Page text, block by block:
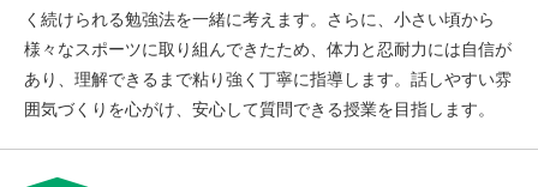
く続けられる勉強法を一緒に考えます。さらに、小さい頃から
様々なスポーツに取り組んできたため、体力と忍耐力には自信が
あり、理解できるまで粘り強く丁寧に指導します。話しやすい雰
囲気づくりを心がけ、安心して質問できる授業を目指します。